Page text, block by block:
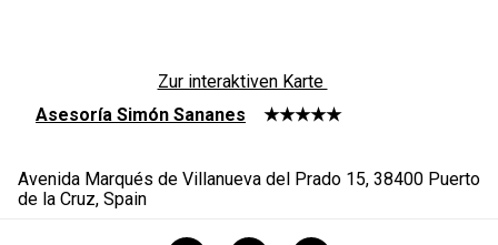
Zur interaktiven Karte
Asesoría Simón Sananes
★★★★★
Avenida Marqués de Villanueva del Prado 15, 38400 Puerto
de la Cruz, Spain